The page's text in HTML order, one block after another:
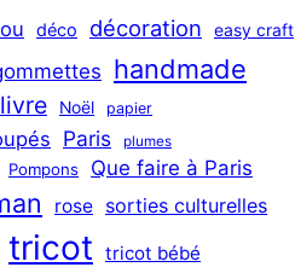
déco décoration easy craft
handmade
livre Noël papier
Paris plumes
Pompons Que faire à Paris
rose sorties culturelles
tricot tricot bébé